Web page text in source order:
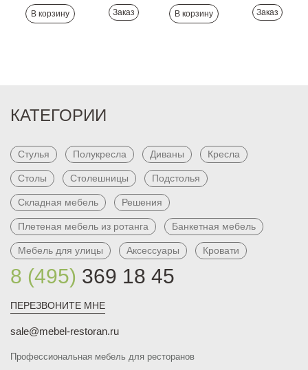
Заказ Заказ
8 (495) 369 18 45
ПЕРЕЗВОНИТЕ МНЕ
sale@mebel-restoran.ru
Профессиональная мебель для ресторанов
КАТЕГОРИИ
Стулья Полукресла Диваны Кресла
Столы Столешницы Подстолья
Складная мебель Решения
Плетеная мебель из ротанга Банкетная мебель
Мебель для улицы Аксессуары Кровати